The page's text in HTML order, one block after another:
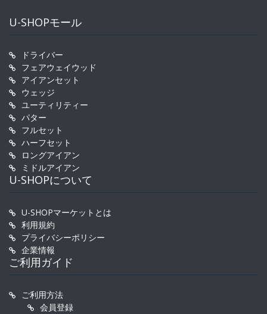
U-SHOPモール
ドライバー
フェアウェイウッド
アイアンセット
ウェッジ
ユーティリティー
パター
フルセット
ハーフセット
ロングアイアン
ミドルアイアン
U-SHOPについて
U-SHOPマーケットとは
利用規約
プライバシーポリシー
企業情報
ご利用ガイド
ご利用方法
会員登録